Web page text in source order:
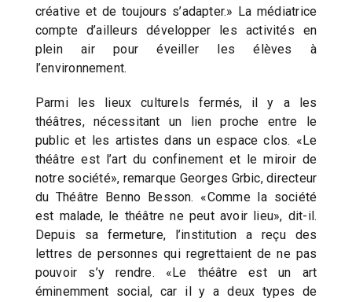
créative et de toujours s’adapter.» La médiatrice
compte d’ailleurs développer les activités en
plein air pour éveiller les élèves à
l’environnement.
Parmi les lieux culturels fermés, il y a les
théâtres, nécessitant un lien proche entre le
public et les artistes dans un espace clos. «Le
théâtre est l’art du confinement et le miroir de
notre société», remarque Georges Grbic, directeur
du Théâtre Benno Besson. «Comme la société
est malade, le théâtre ne peut avoir lieu», dit-il.
Depuis sa fermeture, l’institution a reçu des
lettres de personnes qui regrettaient de ne pas
pouvoir s’y rendre. «Le théâtre est un art
éminemment social, car il y a deux types de